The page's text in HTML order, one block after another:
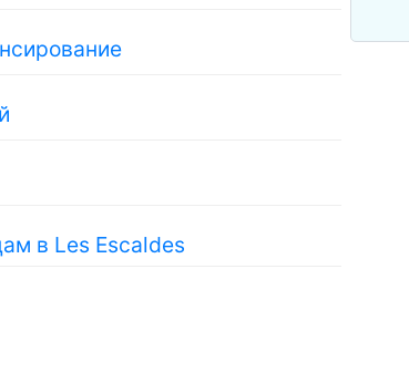
в Les Escaldes